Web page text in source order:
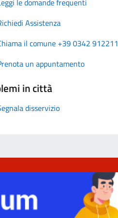
Assistenza
il comune +39 0342 912211
un appuntamento
in città
disservizio